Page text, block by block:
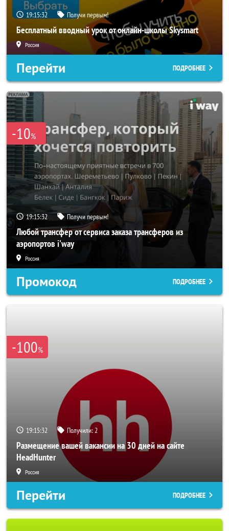
19:15:29 Получи первым!
Бесплатный вводный урок от онлайн-школы Skysmart
Россия
Перейти ПОДРОБНЕЕ
-10%
19:15:29 Получи первым!
Любой трансфер от сервиса заказа трансферов из
аэропортов i'way
Россия
Промокод ПОДРОБНЕЕ
-100%
19:15:29 Получили:2
Размещение вашей вакансии на 30 дней на сайте
HeadHunter
Россия
Перейти ПОДРОБНЕЕ